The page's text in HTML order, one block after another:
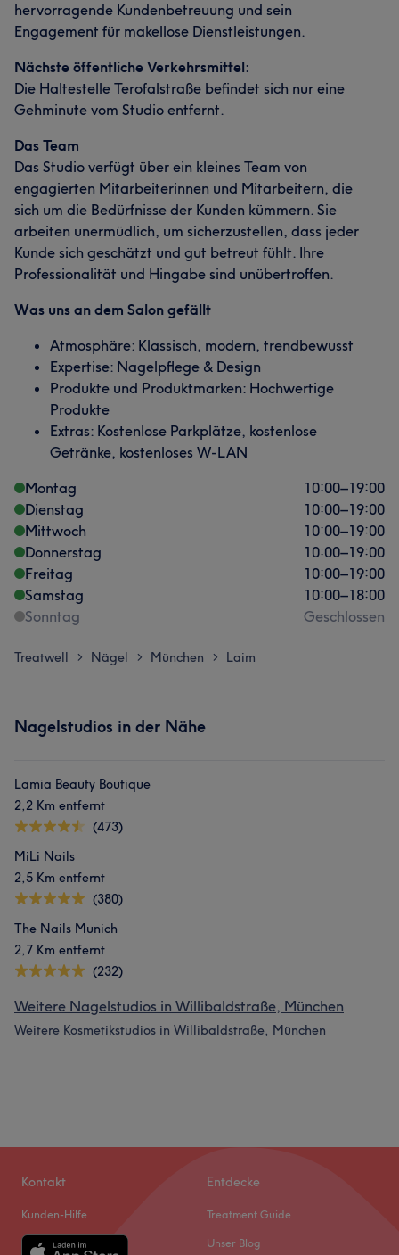
hervorragende Kundenbetreuung und sein
Engagement für makellose Dienstleistungen.
Nächste öffentliche Verkehrsmittel:
Die Haltestelle Terofalstraße befindet sich nur eine
Gehminute vom Studio entfernt.
Das Team
Das Studio verfügt über ein kleines Team von
engagierten Mitarbeiterinnen und Mitarbeitern, die
sich um die Bedürfnisse der Kunden kümmern. Sie
arbeiten unermüdlich, um sicherzustellen, dass jeder
Kunde sich geschätzt und gut betreut fühlt. Ihre
Professionalität und Hingabe sind unübertroffen.
Was uns an dem Salon gefällt
Atmosphäre: Klassisch, modern, trendbewusst
Expertise: Nagelpflege & Design
Produkte und Produktmarken: Hochwertige
Produkte
Extras: Kostenlose Parkplätze, kostenlose
Getränke, kostenloses W-LAN
Montag
10:00–19:00
Dienstag
10:00–19:00
Mittwoch
10:00–19:00
Donnerstag
10:00–19:00
Freitag
10:00–19:00
Samstag
10:00–18:00
Sonntag
Geschlossen
Treatwell > Nägel > München > Laim
Nagelstudios in der Nähe
Lamia Beauty Boutique
2,2 Km entfernt
(473)
MiLi Nails
2,5 Km entfernt
(380)
The Nails Munich
2,7 Km entfernt
(232)
Weitere Nagelstudios in Willibaldstraße, München
Weitere Kosmetikstudios in Willibaldstraße, München
Kontakt
Kunden-Hilfe
Entdecke
Treatment Guide
Unser Blog